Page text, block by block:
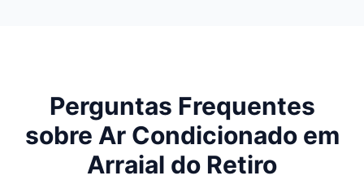
Perguntas Frequentes
sobre Ar Condicionado em
Arraial do Retiro